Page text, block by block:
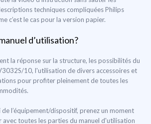
techniques compliquées Philips
c’est le cas pour la version papier.
d’utilisation?
la réponse sur la structure, les possibilités du
10, l'utilisation de divers accessoires et
pour profiter pleinement de toutes les
l’équipement/dispositif, prenez un moment
avec toutes les parties du manuel d'utilisation